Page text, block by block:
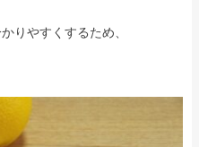
りやすくするため、